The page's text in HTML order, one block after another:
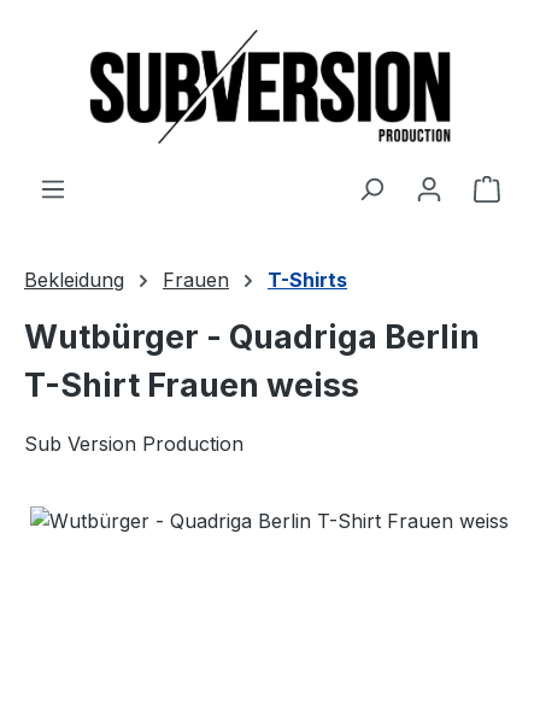
Bekleidung Frauen T-Shirts
Wutbürger - Quadriga Berlin
T-Shirt Frauen weiss
Sub Version Production